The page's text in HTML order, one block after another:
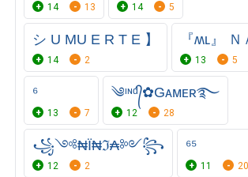
14 13 14 5
シ︎ U MU E R T E 】
14 2
『ʍʟ』 Ｎ
13 5
⁶
13 7
༄ᶦᶰᵈ᭄✿Gᴀᴍᴇʀ࿐
12 28
꧁༺₦Ї₦ℑ₳༻꧂
12 2
⁶⁵
11 20